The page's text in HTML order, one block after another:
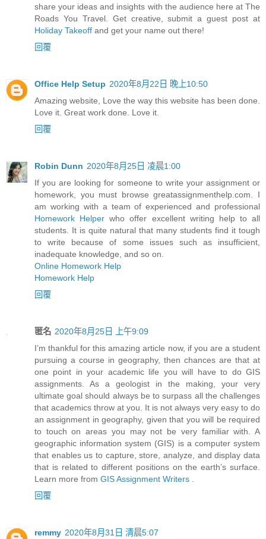
share your ideas and insights with the audience here at The
Roads You Travel. Get creative, submit a guest post at
Holiday Takeoff and get your name out there!
回覆
Office Help Setup 2020年8月22日 晚上10:50
Amazing website, Love the way this website has been done.
Love it. Great work done. Love it.
回覆
Robin Dunn 2020年8月25日 凌晨1:00
If you are looking for someone to write your assignment or
homework, you must browse greatassignmenthelp.com. I
am working with a team of experienced and professional
Homework Helper who offer excellent writing help to all
students. It is quite natural that many students find it tough
to write because of some issues such as insufficient,
inadequate knowledge, and so on.
Online Homework Help
Homework Help
回覆
匿名 2020年8月25日 上午9:09
I’m thankful for this amazing article now, if you are a student
pursuing a course in geography, then chances are that at
one point in your academic life you will have to do GIS
assignments. As a geologist in the making, your very
ultimate goal should always be to surpass all the challenges
that academics throw at you. It is not always very easy to do
an assignment in geography, given that you will be required
to touch on areas you may not be very familiar with. A
geographic information system (GIS) is a computer system
that enables us to capture, store, analyze, and display data
that is related to different positions on the earth’s surface.
Learn more from GIS Assignment Writers
回覆
remmy 2020年8月31日 清晨5:07